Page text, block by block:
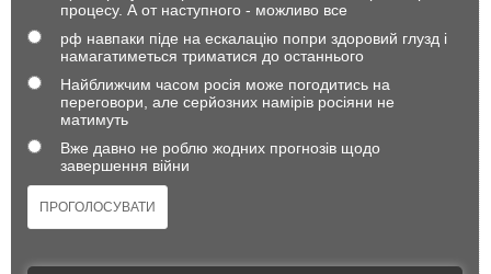
процесу. А от наступного - можливо все
рф навпаки піде на ескалацію попри здоровий глузд і
намагатиметься триматися до останнього
Найближчим часом росія може погодитись на
переговори, але серйозних намірів росіяни не
матимуть
Вже давно не роблю жодних прогнозів щодо
завершення війни